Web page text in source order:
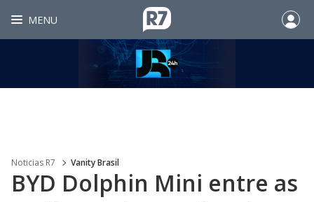
MENU
Noticias R7 Vanity Brasil
BYD Dolphin Mini entre as